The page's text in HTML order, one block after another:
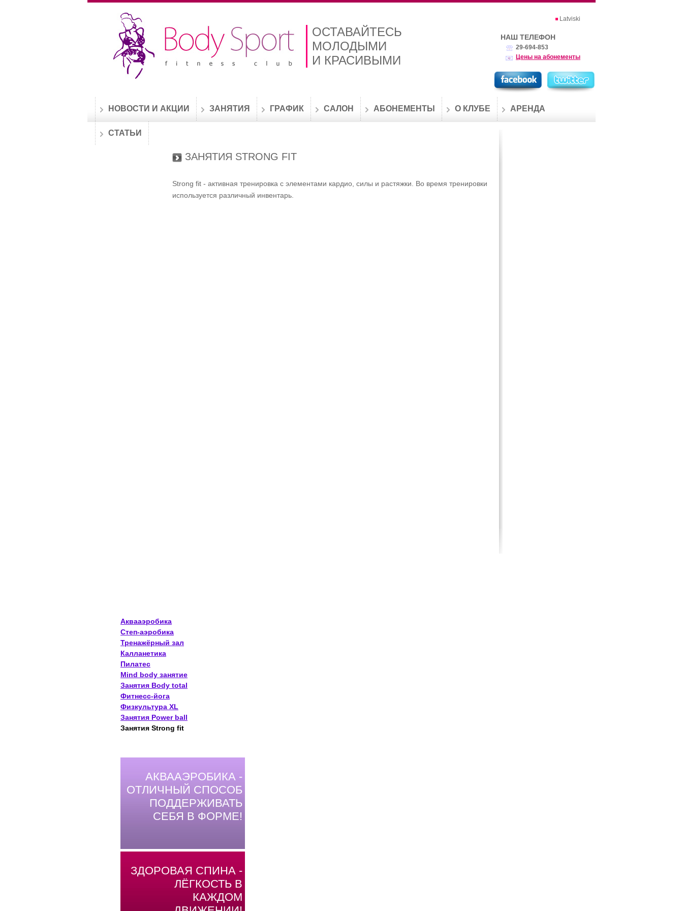
ОСТАВАЙТЕСЬ
МОЛОДЫМИ
И КРАСИВЫМИ
Latviski
НАШ ТЕЛЕФОН
29-694-853
Цены на абонементы
НОВОСТИ И АКЦИИ ЗАНЯТИЯ ГРАФИК САЛОН АБОНЕМЕНТЫ О КЛУБЕ АРЕНДА
СТАТЬИ
ЗАНЯТИЯ STRONG FIT
Strong fit - aктивная тренировка с элементами кардио, силы и растяжки. Во время тренировки
используется различный инвентарь.
Аквааэробика
Степ-аэробика
Тренажёрный зал
Калланетика
Пилатес
Mind body занятие
Занятия Body total
Фитнесс-йога
Физкультура XL
Занятия Power ball
Занятия Strong fit
АКВААЭРОБИКА -
ОТЛИЧНЫЙ СПОСОБ
ПОДДЕРЖИВАТЬ
СЕБЯ В ФОРМЕ!
ЗДОРОВАЯ СПИНА -
ЛЁГКОСТЬ В
КАЖДОМ